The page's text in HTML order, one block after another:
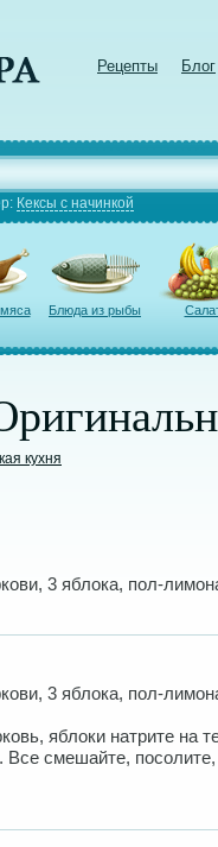
Рецепты Блог
Кексы с начинкой
Блюда из рыбы
кухня
3 яблока, пол-
3 яблока, пол-
яблоки натрите на
смешайте, посолите,